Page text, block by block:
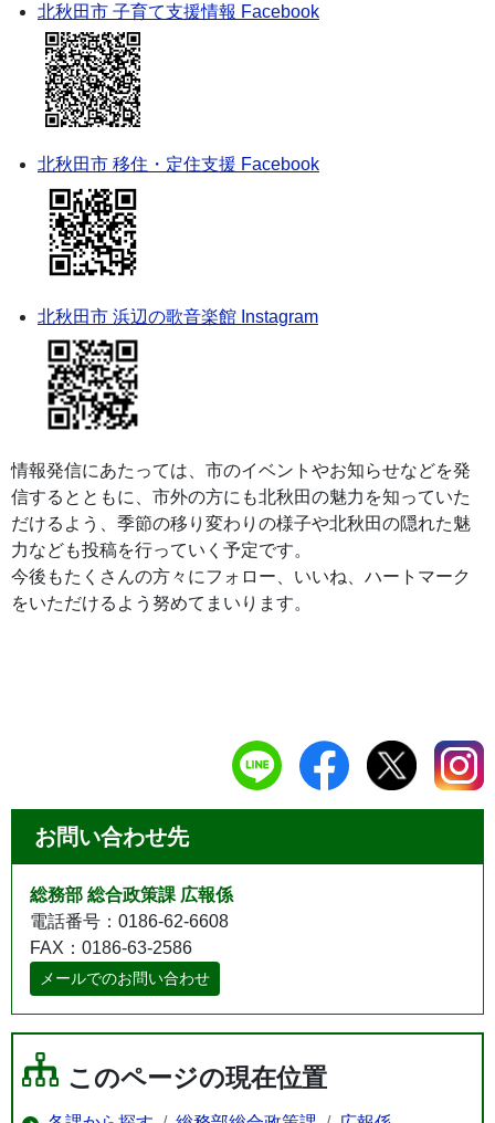
北秋田市 子育て支援情報 Facebook
北秋田市 移住・定住支援 Facebook
北秋田市 浜辺の歌音楽館 Instagram
情報発信にあたっては、市のイベントやお知らせなどを発
信するとともに、市外の方にも北秋田の魅力を知っていた
だけるよう、季節の移り変わりの様子や北秋田の隠れた魅
力なども投稿を行っていく予定です。
今後もたくさんの方々にフォロー、いいね、ハートマーク
をいただけるよう努めてまいります。
お問い合わせ先
総務部 総合政策課 広報係
電話番号：0186-62-6608
FAX：0186-63-2586
メールでのお問い合わせ
このページの現在位置